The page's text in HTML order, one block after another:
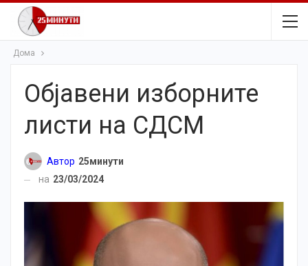
Дома
Објавени изборните
листи на СДСМ
Автор 25минути
на 23/03/2024